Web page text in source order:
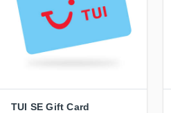
TUI SE Gift Card